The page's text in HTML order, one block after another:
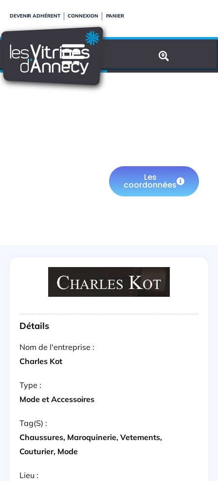
contenu
DEVENIR ADHÉRENT CONNEXION PANIER
Les
coordonnées
Détails
Nom de l'entreprise :
Charles Kot
Type :
Mode et Accessoires
Tag(s) :
Chaussures, Maroquinerie, Vetements,
Couturier, Mode
Lieu :